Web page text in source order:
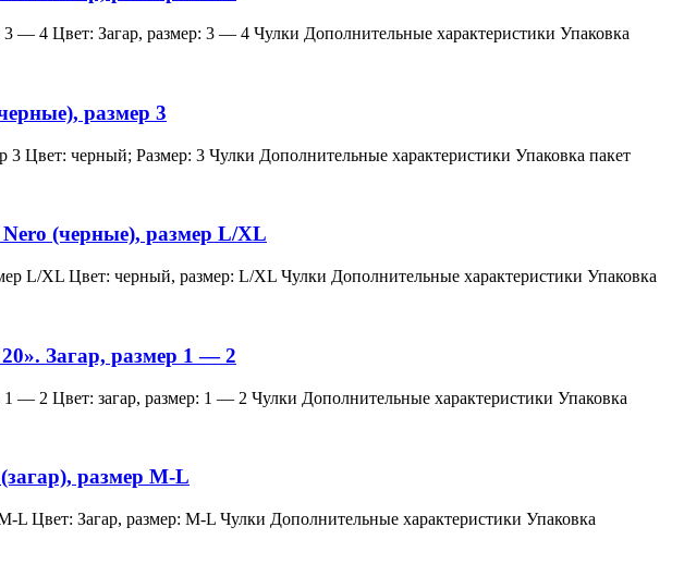
— 4 Цвет: Загар, размер: 3 — 4 Чулки Дополнительные характеристики Упаковка
размер 3
Цвет: черный; Размер: 3 Чулки Дополнительные характеристики Упаковка пакет
(черные), размер L/XL
L/XL Цвет: черный, размер: L/XL Чулки Дополнительные характеристики Упаковка
Загар, размер 1 — 2
— 2 Цвет: загар, размер: 1 — 2 Чулки Дополнительные характеристики Упаковка
размер M-L
L Цвет: Загар, размер: M-L Чулки Дополнительные характеристики Упаковка